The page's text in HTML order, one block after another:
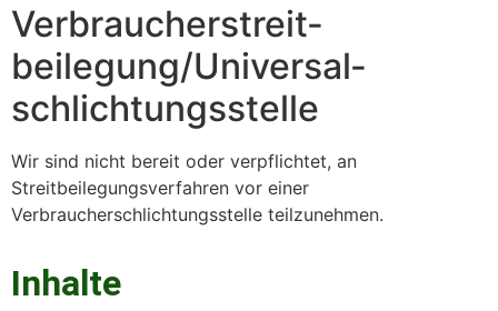
Verbraucher­streit­
beilegung/Universal­
schlichtungs­stelle
Wir sind nicht bereit oder verpflichtet, an
Streitbeilegungsverfahren vor einer
Verbraucherschlichtungsstelle teilzunehmen.
Inhalte